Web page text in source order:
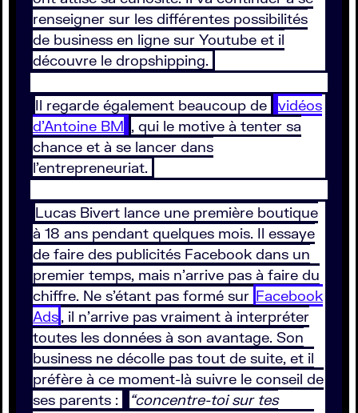
renseigner sur les différentes possibilités
de business en ligne sur Youtube et il
découvre le dropshipping.
Il regarde également beaucoup de
vidéos
d’Antoine BM , qui le motive à tenter sa
chance et à se lancer dans
l’entrepreneuriat.
Lucas Bivert lance une première boutique
à 18 ans pendant quelques mois. Il essaye
de faire des publicités Facebook dans un
premier temps, mais n’arrive pas à faire du
chiffre. Ne s’étant pas formé sur Facebook
Ads, il n’arrive pas vraiment à interpréter
toutes les données à son avantage. Son
business ne décolle pas tout de suite, et il
préfère à ce moment-là suivre le conseil de
ses parents :
“concentre-toi sur tes